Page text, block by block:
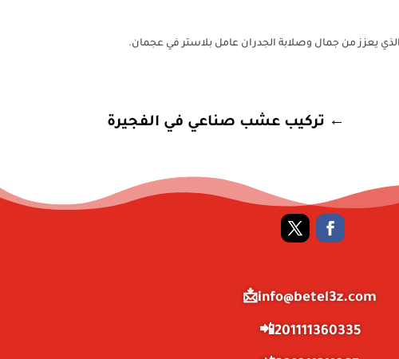
يعزز من جمال وصلابة الجدران عامل بلاستر في عجمان.
← تركيب عشب صناعي في الفجيرة
info@betel3z.com📩
201111360335📲